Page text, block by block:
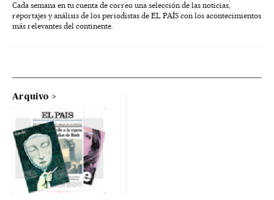
Cada semana en tu cuenta de correo una selección de las noticias,
reportajes y análisis de los periodistas de EL PAÍS con los acontecimientos
más relevantes del continente.
Arquivo